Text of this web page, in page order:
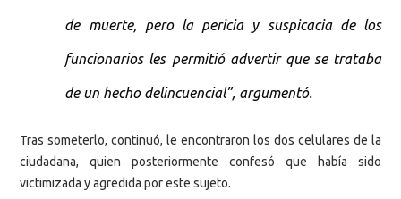
de muerte, pero la pericia y suspicacia de los
funcionarios les permitió advertir que se trataba
de un hecho delincuencial”, argumentó.
Tras someterlo, continuó, le encontraron los dos celulares de la
ciudadana, quien posteriormente confesó que había sido
victimizada y agredida por este sujeto.